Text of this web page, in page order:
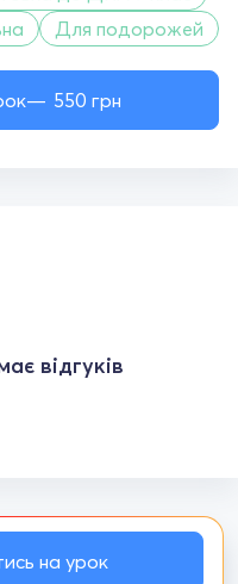
550 грн
Для подорожей
відгуків
на урок